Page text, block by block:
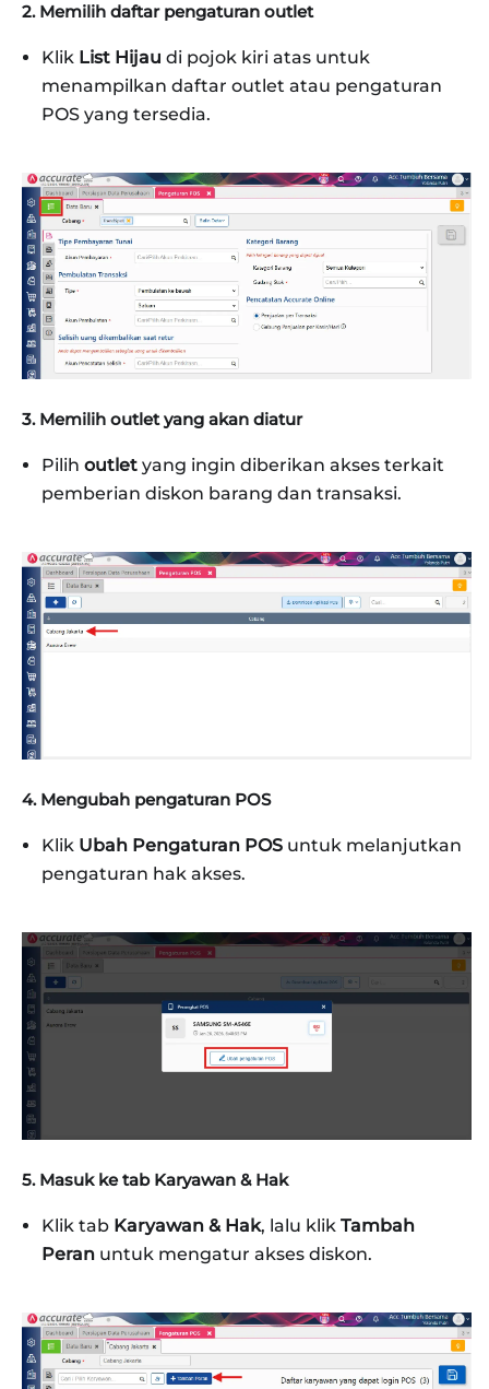
2. Memilih daftar pengaturan outlet
Klik List Hijau di pojok kiri atas untuk
menampilkan daftar outlet atau pengaturan
POS yang tersedia.
3. Memilih outlet yang akan diatur
Pilih outlet yang ingin diberikan akses terkait
pemberian diskon barang dan transaksi.
4. Mengubah pengaturan POS
Klik Ubah Pengaturan POS untuk melanjutkan
pengaturan hak akses.
5. Masuk ke tab Karyawan & Hak
Klik tab Karyawan & Hak, lalu klik Tambah
Peran untuk mengatur akses diskon.